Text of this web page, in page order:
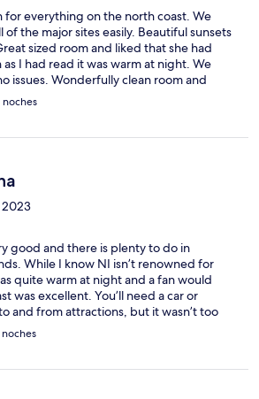
for everything on the north coast. We
the major sites easily. Beautiful sunsets
sized room and liked that she had
I had read it was warm at night. We
issues. Wonderfully clean room and
hosts! Highly recommend!!
noches
good and there is plenty to do in
While I know NI isn’t renowned for
quite warm at night and a fan would
was excellent. You’ll need a car or
and from attractions, but it wasn’t too
GPS take you along Toberkeagh Rd. If it